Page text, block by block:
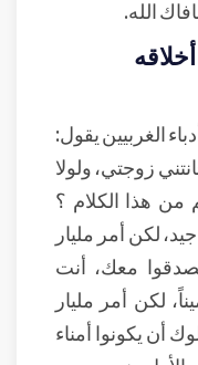
الله.
الغربيين يقول:
زوجتي، ولولا
من هذا الكلام ؟
لكن أمر مليار
معك، أنت
لكن أمر مليار
أن يكونوا أمناء